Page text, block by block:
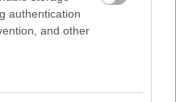
authentication
and other
Küldés